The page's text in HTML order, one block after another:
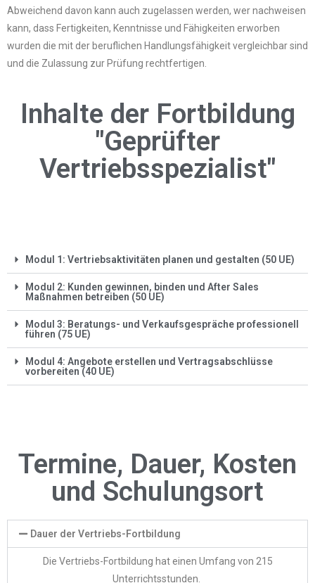
Abweichend davon kann auch zugelassen werden, wer nachweisen
kann, dass Fertigkeiten, Kenntnisse und Fähigkeiten erworben
wurden die mit der beruflichen Handlungsfähigkeit vergleichbar sind
und die Zulassung zur Prüfung rechtfertigen.
Inhalte der Fortbildung
"Geprüfter
Vertriebsspezialist"
Modul 1: Vertriebsaktivitäten planen und gestalten (50 UE)
Modul 2: Kunden gewinnen, binden und After Sales
Maßnahmen betreiben (50 UE)
Modul 3: Beratungs- und Verkaufsgespräche professionell
führen (75 UE)
Modul 4: Angebote erstellen und Vertragsabschlüsse
vorbereiten (40 UE)
Termine, Dauer, Kosten
und Schulungsort
Dauer der Vertriebs-Fortbildung
Die Vertriebs-Fortbildung hat einen Umfang von 215
Unterrichtsstunden.